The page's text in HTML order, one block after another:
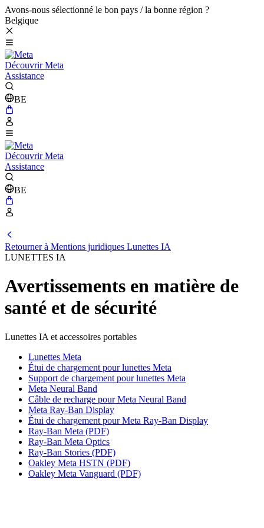
Avons-nous sélectionné le bon pays / la bonne région ?
Belgique
Découvrir Meta
Assistance
BE
Découvrir Meta
Assistance
BE
Retourner à Mentions juridiques Lunettes IA
LUNETTES IA
Avertissements en matière de
santé et de sécurité
Lunettes IA et accessoires portables
Lunettes Meta
Étui de chargement pour lunettes Meta
Support de chargement pour lunettes Meta
Meta Neural Band
Câble de recharge pour Meta Neural Band
Meta Ray-Ban Display
Étui de chargement pour Meta Ray-Ban Display
Ray-Ban Meta (PDF)
Ray-Ban Meta Optics
Ray-Ban Stories (PDF)
Oakley Meta HSTN (PDF)
Oakley Meta Vanguard (PDF)